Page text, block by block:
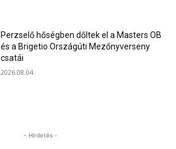
Perzselő hőségben dőltek el a Masters OB
és a Brigetio Országúti Mezőnyverseny
csatái
2026.08.04.
- Hirdetés -